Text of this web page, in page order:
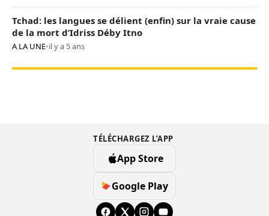
Tchad: les langues se délient (enfin) sur la vraie cause
de la mort d’Idriss Déby Itno
A LA UNE•il y a 5 ans
TÉLÉCHARGEZ L’APP
App Store
Google Play